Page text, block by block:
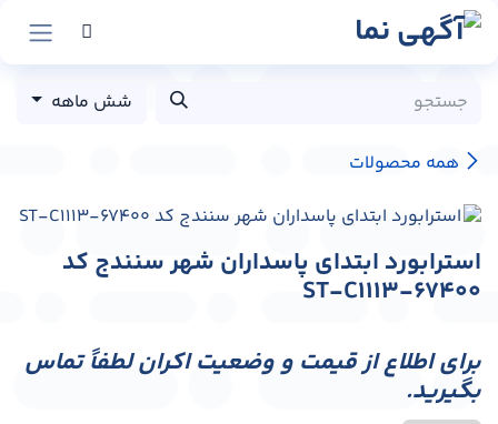
پرش به محتوا
همه محصولات
شش ماهه
استرابورد ابتدای پاسداران شهر سنندج کد
ST-C1113-67400
برای اطلاع از قیمت و وضعیت اکران لطفاً تماس
بگیرید.